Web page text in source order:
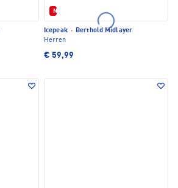
Neu
Icepeak · Berthold Midlayer
Herren
€ 59,99